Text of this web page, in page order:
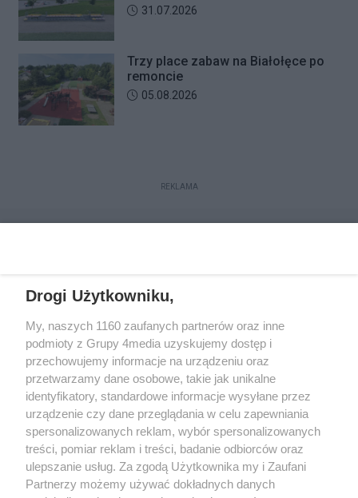
Data dodania artykułu:
31.07.2026
Trzy place zabaw na Białołęce po
remoncie
Data dodania artykułu:
05.08.2026
REKLAMA
Kontakt Redakcja Reklama
Regulamin
Polityka prywatności
Zapisz się do newslettera
Dołącz do grona ludzi najlepiej poinformowanych!
Drogi Użytkowniku,
My, naszych 1160 zaufanych partnerów oraz inne
podmioty z Grupy 4media uzyskujemy dostęp i
przechowujemy informacje na urządzeniu oraz
przetwarzamy dane osobowe, takie jak unikalne
identyfikatory, standardowe informacje wysyłane przez
urządzenie czy dane przeglądania w celu zapewniania
spersonalizowanych reklam, wybór spersonalizowanych
treści, pomiar reklam i treści, badanie odbiorców oraz
ulepszanie usług. Za zgodą Użytkownika my i Zaufani
Partnerzy możemy używać dokładnych danych